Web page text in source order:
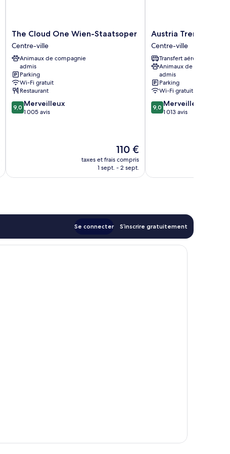
The
Cloud
One
Wien-
Staatsoper
Centre-
ville
The Cloud One Wien-Staatsoper
Centre-ville
Animaux de compagnie
admis
Parking
Wi-Fi gratuit
Restaurant
9.0
sur
9,0 Merveilleux
1 005 avis
Le
nouveau
prix
110 €
taxes et frais compris
1 sept. - 2 sept.
Austria
Trend
Hotel
Europa
Wien
Centre-
ville
Austria Trend Hotel
Centre-ville
Transfert aéroport
Animaux de compagnie
admis
Parking
Wi-Fi gratuit
9.0
sur
9,0 Merveilleux
1 013 avis
Se connecter S’inscrire gratuitement